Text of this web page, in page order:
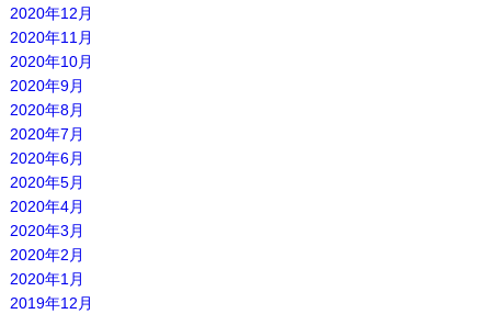
2020年12月
2020年11月
2020年10月
2020年9月
2020年8月
2020年7月
2020年6月
2020年5月
2020年4月
2020年3月
2020年2月
2020年1月
2019年12月